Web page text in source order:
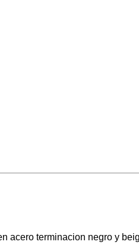
acero terminacion negro y